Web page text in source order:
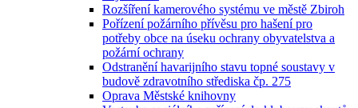
Rozšíření kamerového systému ve městě Zbiroh
Pořízení požárního přívěsu pro hašení pro
potřeby obce na úseku ochrany obyvatelstva a
požární ochrany
Odstranění havarijního stavu topné soustavy v
budově zdravotního střediska čp. 275
Oprava Městské knihovny